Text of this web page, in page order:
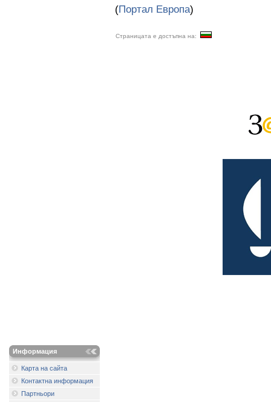
Информация
Карта на сайта
Контактна информация
Партньори
(Портал Европа)
Страницата е достъпна на: